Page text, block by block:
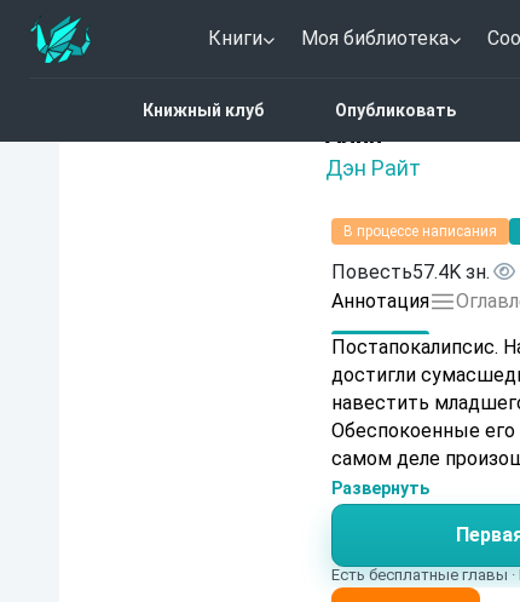
Книги Моя библиотека
Книжный клуб Опубликовать
А́лия
Дэн Райт
Нет оценок
В процессе написания
Повесть57.4K зн.
Аннотация
Постапокалипсис.
достигли сумасшедших
навестить
Обеспокоенные его
самом деле
Развернуть
Есть бесплатные главы